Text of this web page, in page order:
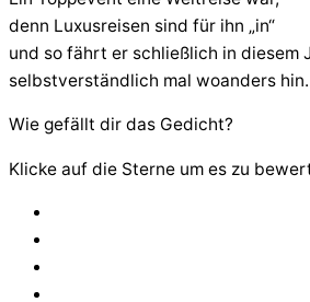
denn Luxusreisen sind für ihn „in“
und so fährt er schließlich in diesem
selbstverständlich mal woanders hin.
Wie gefällt dir das Gedicht?
Klicke auf die Sterne um es zu